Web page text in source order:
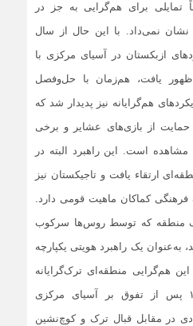
تمایلی برای هم‌گرایی به جز در
نمی‌داد. با این ‌حال از سال
ازبکستان در آسیای مرکزی با
یافت، هم‌زمان با حل‌و‌فصل
هم‌گرایانه نیز پدیدار شد که
از بازی‌های عشایر و برخی
است. این راهبرد البته در
ارتقاء یافت و تاجیکستان نیز
فرهنگی کماکان ماهیت قومی دارد.
منطقه که توسط روس‌ها سرکوب
به‌عنوان یک راهبرد هویتی یکپارچه
هم‌گرایی منطقه‌ای ترک‌گرایانه
است. روس‌ها در دهۀ ۱۹۳۰ پس از تفوق بر آسیای مرکزی
در مقابل قبال ترک و کوچ‌نشین